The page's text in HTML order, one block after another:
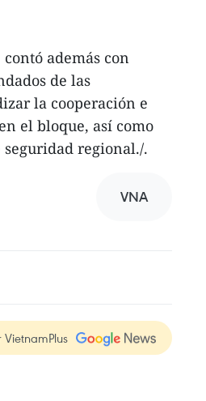
además con
de las
la cooperación e
el bloque, así como
regional./.
VNA
VietnamPlus